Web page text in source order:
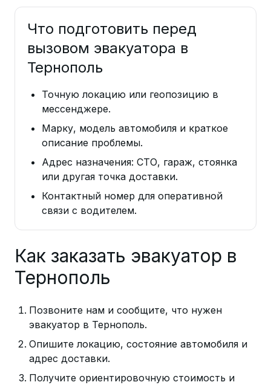
Что подготовить перед
вызовом эвакуатора в
Тернополь
Точную локацию или геопозицию в
мессенджере.
Марку, модель автомобиля и краткое
описание проблемы.
Адрес назначения: СТО, гараж, стоянка
или другая точка доставки.
Контактный номер для оперативной
связи с водителем.
Как заказать эвакуатор в
Тернополь
Позвоните нам и сообщите, что нужен
эвакуатор в Тернополь.
Опишите локацию, состояние автомобиля и
адрес доставки.
Получите ориентировочную стоимость и